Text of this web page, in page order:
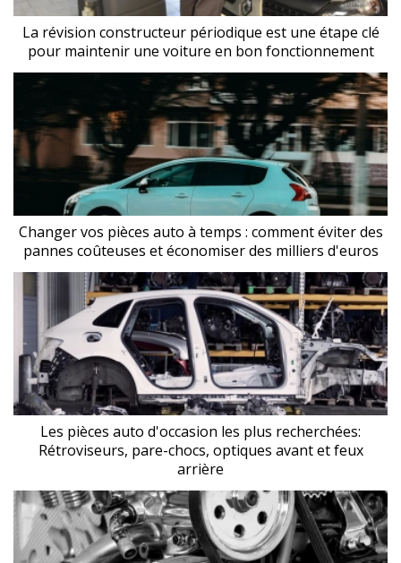
La révision constructeur périodique est une étape clé
pour maintenir une voiture en bon fonctionnement
Changer vos pièces auto à temps : comment éviter des
pannes coûteuses et économiser des milliers d'euros
Les pièces auto d'occasion les plus recherchées:
Rétroviseurs, pare-chocs, optiques avant et feux
arrière